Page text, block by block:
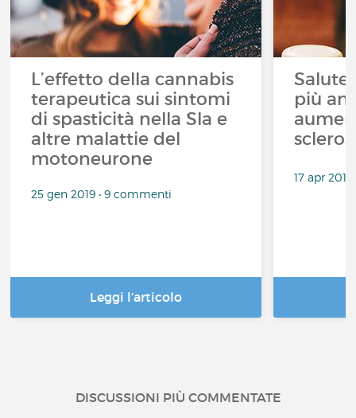
L’effetto della cannabis
terapeutica sui sintomi
di spasticità nella Sla e
altre malattie del
motoneurone
25 gen 2019 • 9 commenti
Leggi l’articolo
più
17 apr
DISCUSSIONI PIÙ COMMENTATE